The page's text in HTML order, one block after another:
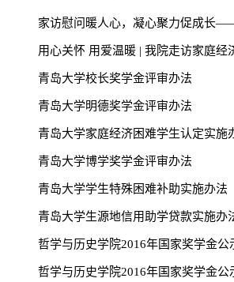
家访慰问暖人心，凝心聚力促成长
用心关怀 用爱温暖 | 我院走访家庭经
青岛大学校长奖学金评审办法
青岛大学明德奖学金评审办法
青岛大学家庭经济困难学生认定实施
青岛大学博学奖学金评审办法
青岛大学学生特殊困难补助实施办法
青岛大学生源地信用助学贷款实施办
哲学与历史学院2016年国家奖学金公
哲学与历史学院2016年国家奖学金公